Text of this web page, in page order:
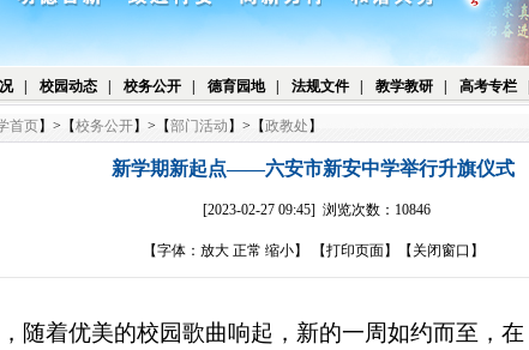
校园动态 校务公开 德育园地 法规文件 教学教研 高考专栏
首页】>【校务公开】>【部门活动 】>【政教处 】
新学期新起点——六安市新安中学举行升旗仪式
[2023-02-27 09:45] 浏览次数：10846
【字体： 放大 正常 缩小】 【打印页面】【 关闭窗口 】
，随着优美的校园歌曲响起，新的一周如约而至，